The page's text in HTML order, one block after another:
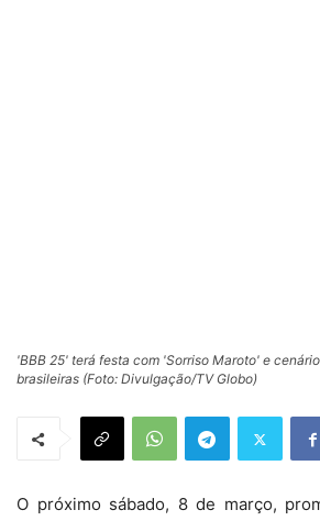
'BBB 25' terá festa com 'Sorriso Maroto' e
brasileiras (Foto: Divulgação/TV Globo)
O próximo sábado, 8 de março,